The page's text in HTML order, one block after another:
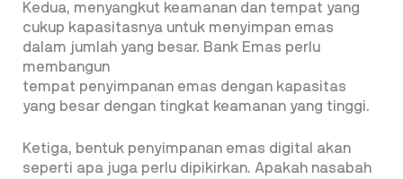
Kedua, menyangkut keamanan dan tempat yang
cukup kapasitasnya untuk menyimpan emas
dalam jumlah yang besar. Bank Emas perlu
membangun
tempat penyimpanan emas dengan kapasitas
yang besar dengan tingkat keamanan yang tinggi.
Ketiga, bentuk penyimpanan emas digital akan
seperti apa juga perlu dipikirkan. Apakah nasabah